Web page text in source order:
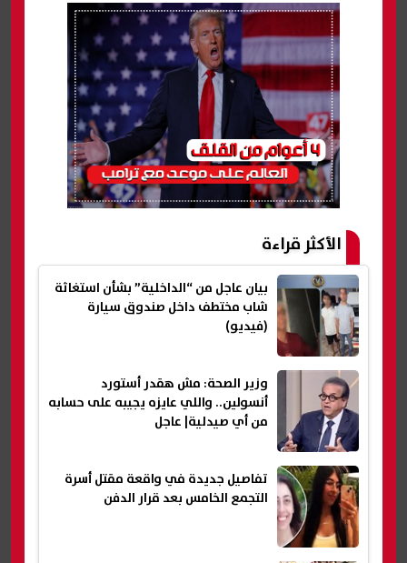
الأكثر قراءة
بيان عاجل من “الداخلية” بشأن استغاثة
شاب مختطف داخل صندوق سيارة
(فيديو)
وزير الصحة: مش هقدر أستورد
أنسولين.. واللي عايزه يجيبه على حسابه
من أي صيدلية| عاجل
تفاصيل جديدة في واقعة مقتل أسرة
التجمع الخامس بعد قرار الدفن